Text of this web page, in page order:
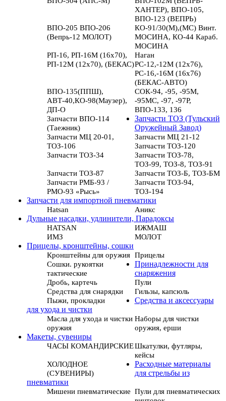
ХАНТЕР), ВПО-105,
ВПО-123 (ВЕПРЬ)
ВПО-205 ВПО-206
(Вепрь-12 МОЛОТ)
КО-91/30(М),(МС) Винт.
МОСИНА, КО-44 Караб.
МОСИНА
РП-16, РП-16М (16х70),
РП-12М (12х70), (БЕКАС)
Наган
РС-12,-12М (12х76),
РС-16,-16М (16х76)
(БЕКАС-АВТО)
ВПО-135(ППШ),
АВТ-40,КО-98(Маузер),
ДП-О
СОК-94, -95, -95М,
-95МС, -97, -97Р,
ВПО-133, 136
Запчасти ВПО-114
(Таежник)
Запчасти ТОЗ (Тульский
Оружейный Завод)
Запчасти МЦ 20-01,
ТОЗ-106
Запчасти МЦ 21-12
Запчасти ТОЗ-120
Запчасти ТОЗ-34
Запчасти ТОЗ-78,
ТОЗ-99, ТОЗ-8, ТОЗ-91
Запчасти ТОЗ-87
Запчасти ТОЗ-Б, ТОЗ-БМ
Запчасти РМБ-93 /
РМО-93 «Рысь»
Запчасти ТОЗ-94,
ТОЗ-194
Запчасти для импортной пневматики
Hatsan
Аникс
Дульные насадки, удлинители, Парадоксы
HATSAN
ИЖМАШ
ИМЗ
МОЛОТ
Прицелы, кронштейны, сошки
Кронштейны для оружия Прицелы
Сошки. рукоятки
тактические
Принадлежности для
снаряжения
Дробь, картечь
Пули
Средства для снарядки
Гильзы, капсюль
Пыжи, прокладки
Средства и аксессуары
для ухода и чистки
Масла для ухода и чистки
оружия
Наборы для чистки
оружия, ерши
Макеты, сувениры
ЧАСЫ КОМАНДИРСКИЕШкатулки, футляры,
кейсы
ХОЛОДНОЕ
(СУВЕНИРЫ)
Расходные материалы
для стрельбы из
пневматики
Мишени пневматические Пули для пневматических